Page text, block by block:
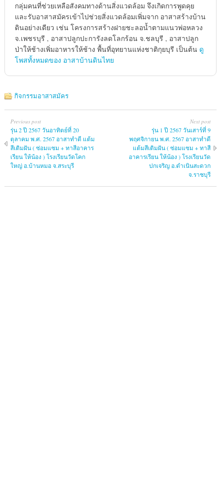
กลุ่มคนที่ช่วยเหลือสังคมทางด้านสิ่งแวดล้อม จึงเกิดการพูดคุย
และรับอาสาสมัครเข้าไปช่วยสิ่งแวดล้อมเพิ่มจาก อาสาสร้างบ้าน
ดินอย่างเดียว เช่น โครงการสร้างฝายชะลอน้ำตามแนวพ่อหลวง
จ.เพชรบุรี , อาสาปลูกปะการังลดโลกร้อน จ.ชลบุรี , อาสาปลูก
ป่าให้ช้างเพิ่มอาหารให้ช้าง พื้นที่อุทยานแห่งชาติกุยบุรี เป็นต้น ดู
โพสทั้งหมดของ อาสาบ้านดินไทย
กิจกรรมอาสาสมัคร
Previous post
รุ่น 2 ปี 2567 วันอาทิตย์ที่ 20
ตุลาคม พ.ศ. 2567 อาสาทำดี แต้ม
สีเติมฝัน ( ซ่อมแซม + ทาสีอาคาร
เรียน ให้น้อง ) โรงเรียนวัดโคก
ใหญ่ อ.บ้านหมอ จ.สระบุรี
Next post
รุ่น 1 ปี 2567 วันเสาร์ที่ 9
พฤศจิกายน พ.ศ. 2567 อาสาทำดี
แต้มสีเติมฝัน ( ซ่อมแซม + ทาสี
อาคารเรียน ให้น้อง ) โรงเรียนวัด
ปกเจริญ อ.ดำเนินสะดวก
จ.ราชบุรี